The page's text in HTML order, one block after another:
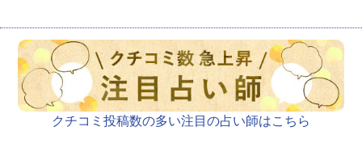
クチコミ投稿数の多い注目の占い師はこちら